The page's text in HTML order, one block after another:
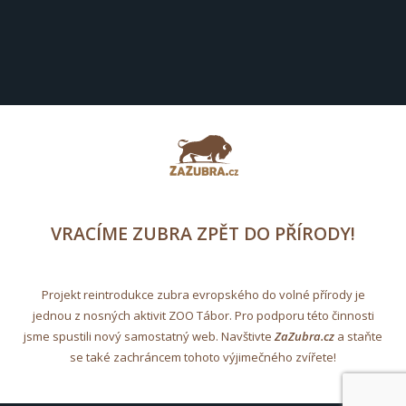
VRACÍME ZUBRA ZPĚT DO PŘÍRODY!
Projekt reintrodukce zubra evropského do volné přírody je
jednou z nosných aktivit ZOO Tábor. Pro podporu této činnosti
jsme spustili nový samostatný web. Navštivte ZaZubra.cz a staňte
se také zachráncem tohoto výjimečného zvířete!